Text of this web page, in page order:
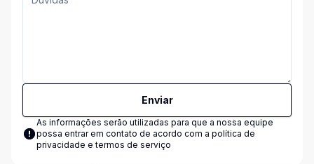
Enviar
As informações serão utilizadas para que a nossa equipe
possa entrar em contato de acordo com a política de
privacidade e termos de serviço